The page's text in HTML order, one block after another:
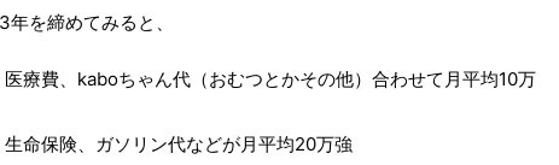
を締めてみると、
療費、kaboちゃん代（おむつとかその他）合わせて月平均10万
命保険、ガソリン代などが月平均20万強